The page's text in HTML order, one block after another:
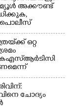
അക്കൗണ്ട്
പൊലീസ്
ഒറ്റ
ചോദ്യം